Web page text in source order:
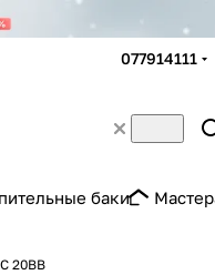
077914111
баки
20BB